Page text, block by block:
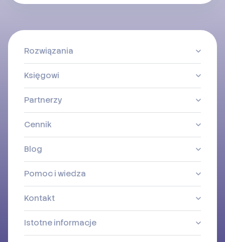
Rozwiązania
Księgowi
Partnerzy
Cennik
Blog
Pomoc i wiedza
Kontakt
Istotne informacje